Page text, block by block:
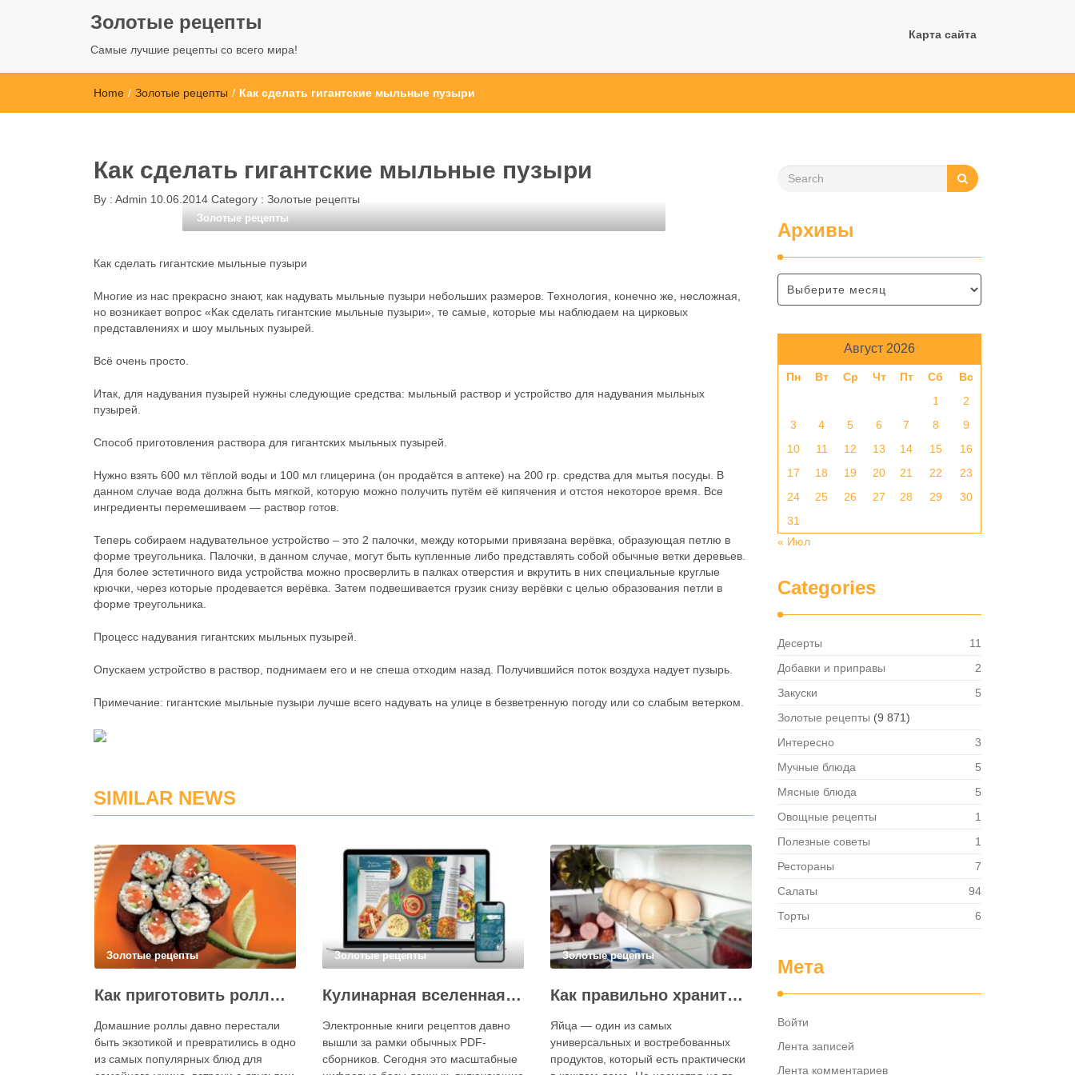
Золотые рецепты
Самые лучшие рецепты со всего мира!
Карта сайта
Home / Золотые рецепты / Как сделать гигантские мыльные пузыри
Как сделать гигантские мыльные пузыри
By : Admin 10.06.2014 Category : Золотые рецепты
Золотые рецепты
Как сделать гигантские мыльные пузыри
Многие из нас прекрасно знают, как надувать мыльные пузыри небольших размеров. Технология, конечно же, несложная,
но возникает вопрос «Как сделать гигантские мыльные пузыри», те самые, которые мы наблюдаем на цирковых
представлениях и шоу мыльных пузырей.
Всё очень просто.
Итак, для надувания пузырей нужны следующие средства: мыльный раствор и устройство для надувания мыльных
пузырей.
Способ приготовления раствора для гигантских мыльных пузырей.
Нужно взять 600 мл тёплой воды и 100 мл глицерина (он продаётся в аптеке) на 200 гр. средства для мытья посуды. В
данном случае вода должна быть мягкой, которую можно получить путём её кипячения и отстоя некоторое время. Все
ингредиенты перемешиваем — раствор готов.
Теперь собираем надувательное устройство – это 2 палочки, между которыми привязана верёвка, образующая петлю в
форме треугольника. Палочки, в данном случае, могут быть купленные либо представлять собой обычные ветки деревьев.
Для более эстетичного вида устройства можно просверлить в палках отверстия и вкрутить в них специальные круглые
крючки, через которые продевается верёвка. Затем подвешивается грузик снизу верёвки с целью образования петли в
форме треугольника.
Процесс надувания гигантских мыльных пузырей.
Опускаем устройство в раствор, поднимаем его и не спеша отходим назад. Получившийся поток воздуха надует пузырь.
Примечание: гигантские мыльные пузыри лучше всего надувать на улице в безветренную погоду или со слабым ветерком.
SIMILAR NEWS
Золотые рецепты
Как приготовить роллы в домашних условиях?
Домашние роллы давно перестали
быть экзотикой и превратились в одно
из самых популярных блюд для
Золотые рецепты
Кулинарная вселенная в цифре: топ-3 самых больших электронных книг рецептов
Электронные книги рецептов давно
вышли за рамки обычных PDF-
сборников. Сегодня это масштабные
Золотые рецепты
Как правильно хранить яйца: в холодильнике или на полке?
Яйца — один из самых
универсальных и востребованных
продуктов, который есть практически
Архивы
Август 2026
Пн Вт Ср Чт Пт Сб
Вс
1
2
3
4 5 6 7 8
9
10
11 12 13 14 15
16
17
18 19 20 21 22
23
24
25 26 27 28 29
30
31
« Июл
Categories
Десерты
11
Добавки и приправы
2
Закуски
5
Золотые рецепты (9 871)
Интересно
3
Мучные блюда
5
Мясные блюда
5
Овощные рецепты
1
Полезные советы
1
Рестораны
7
Салаты
94
Торты
6
Мета
Войти
Лента записей
Лента комментариев